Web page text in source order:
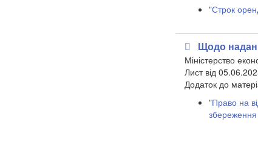
"Строк
Щодо
Міністерство
Лист від
​Додаток до
"Право на
збереження